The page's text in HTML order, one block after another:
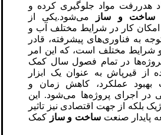
هدررفت مواد جلوگیری کرده و
ساخت و ساز
می‌شود.یکی از
کار در شرایط مختلف آب و
به فناوری‌های پیشرفته، قادر
شرایط مختلف است، که این امر
پروژه‌ها در تمام فصول سال کمک
از قیرپاش به عنوان یک ابزار
عملکرد، کاهش زمان و
در اجرای پروژه‌ها می‌شود. این
بلکه از جهت اقتصادی نیز تاثیر
پایدار صنعتساخت و ساز کمک